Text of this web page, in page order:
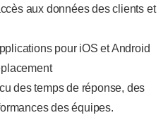
aux données des clients et
pour iOS et Android
des temps de réponse, des
des équipes.